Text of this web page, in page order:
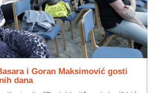
i Goran Maksimović gosti
dana